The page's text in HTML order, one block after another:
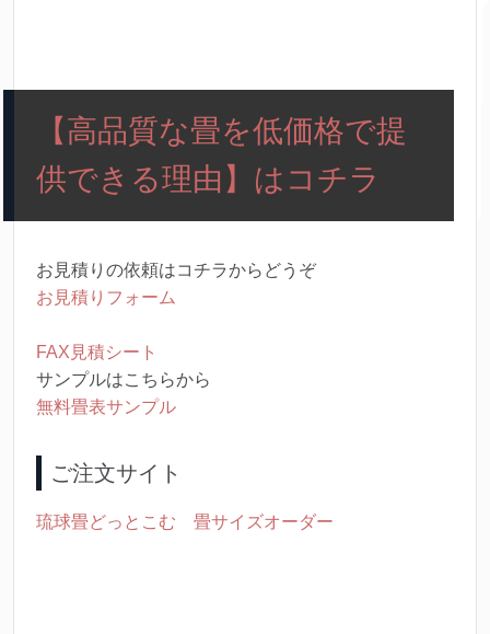
【高品質な畳を低価格で提
供できる理由】はコチラ
お見積りの依頼はコチラからどうぞ
お見積りフォーム
FAX見積シート
サンプルはこちらから
無料畳表サンプル
ご注文サイト
琉球畳どっとこむ 畳サイズオーダー